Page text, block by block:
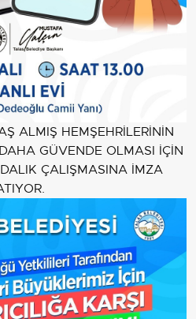
ALMIŞ HEMŞEHRİLERİNİN
GÜVENDE OLMASI İÇİN
ÇALIŞMASINA İMZA